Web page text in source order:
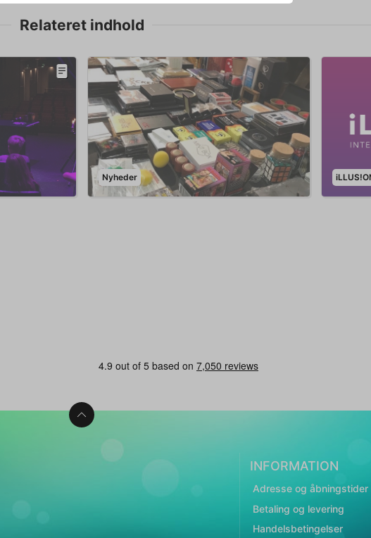
Relateret indhold
Nyheder
INFORMATION
Adresse og åbningstider
Betaling og levering
Handelsbetingelser